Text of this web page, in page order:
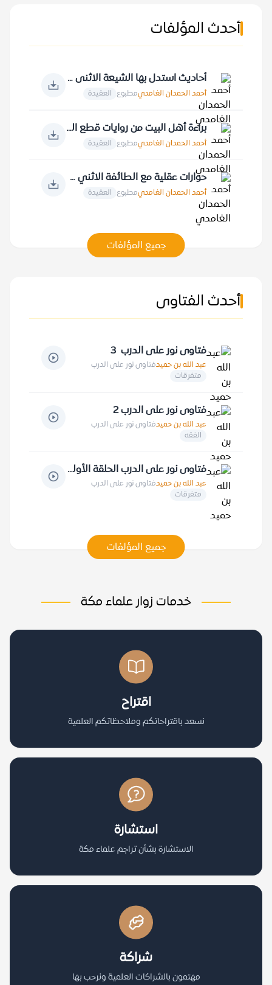
أحدث المؤلفات
أحاديث استدل بها الشيعة الاثنى عشرية
أحمد الحمدان الغامديمطبوع العقيدة
براءة أهل البيت من روايات قطع الصلة بالقرآن الكريم
أحمد الحمدان الغامديمطبوع العقيدة
حوارات عقلية مع الطائفة الاثني عشرية في الأصول
أحمد الحمدان الغامديمطبوع العقيدة
جميع المؤلفات
أحدث الفتاوى
فتاوى نور على الدرب 3
عبد الله بن حميدفتاوى نور على الدرب
متفرقات
فتاوى نور على الدرب 2
عبد الله بن حميدفتاوى نور على الدرب
الفقه
فتاوى نور على الدرب الحلقة الأولى
عبد الله بن حميدفتاوى نور على الدرب
متفرقات
جميع المؤلفات
خدمات زوار علماء مكة
اقتراح
نسعد باقتراحاتكم وملاحظاتكم العلمية
استشارة
الاستشارة بشأن تراجم علماء مكة
شراكة
مهتمون بالشراكات العلمية ونرحب بها